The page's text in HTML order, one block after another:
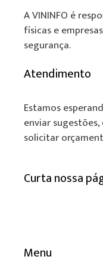
A VININFO é
físicas e
segurança.
Atendimento
Estamos
enviar
solicitar
Curta nossa
Menu